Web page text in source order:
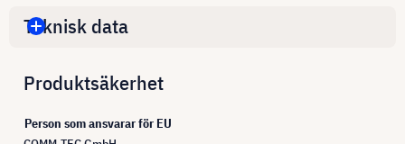
Teknisk data
Produktsäkerhet
Person som ansvarar för EU